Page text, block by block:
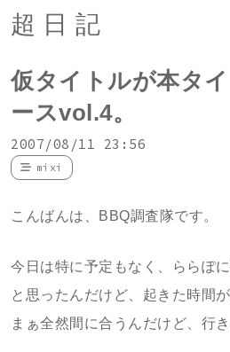
超日記
仮タイトルが本タ
ースvol.4。
2007/08/11 23:56
mixi
こんばんは、BBQ調査隊です。
今日は特に予定もなく、ららぽ
と思ったんだけど、起きた時間
まぁ全然間に合うんだけど、行